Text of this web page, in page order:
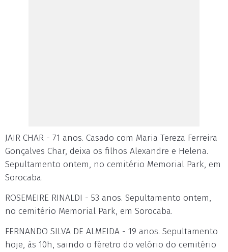
JAIR CHAR - 71 anos. Casado com Maria Tereza Ferreira
Gonçalves Char, deixa os filhos Alexandre e Helena.
Sepultamento ontem, no cemitério Memorial Park, em
Sorocaba.
ROSEMEIRE RINALDI - 53 anos. Sepultamento ontem,
no cemitério Memorial Park, em Sorocaba.
FERNANDO SILVA DE ALMEIDA - 19 anos. Sepultamento
hoje, às 10h, saindo o féretro do velório do cemitério